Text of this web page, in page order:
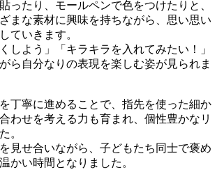
ったり、モールペンで色をつけたりと、
まな素材に興味を持ちながら、思い思い
ていきます。
しよう」「キラキラを入れてみたい！」
ら自分なりの表現を楽しむ姿が見られま
丁寧に進めることで、指先を使った細か
わせを考える力も育まれ、個性豊かなリ
。
見せ合いながら、子どもたち同士で褒め
かい時間となりました。